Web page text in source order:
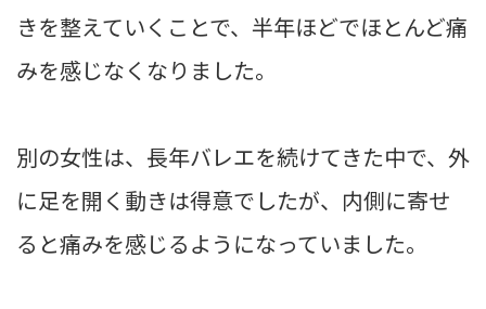
きを整えていくことで、半年ほどでほとんど痛
みを感じなくなりました。
別の女性は、長年バレエを続けてきた中で、外
に足を開く動きは得意でしたが、内側に寄せ
ると痛みを感じるようになっていました。